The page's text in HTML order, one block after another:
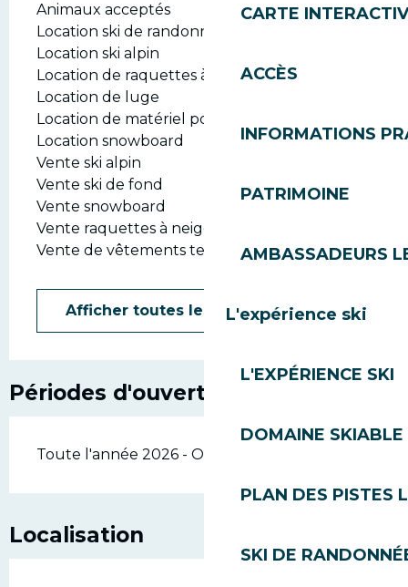
CARTE
ACCÈS
INFORMATIONS
PATRIMOINE
AMBASSADEURS
L'expérience ski
L'EXPÉRIENCE SKI
DOMAINE SKIABLE
PLAN DES PISTES
SKI DE
Animaux acceptés
Location ski de randonnée
Location ski alpin
Location de raquettes à neige
Location de luge
Location de matériel pour bébés et enfants
Location snowboard
Vente ski alpin
Vente ski de fond
Vente snowboard
Vente raquettes à neige
Vente de vêtements techniques adulte
Afficher toutes les prestations
Périodes d'ouverture
Toute l'année 2026 - Ouvert tous les jours
Localisation